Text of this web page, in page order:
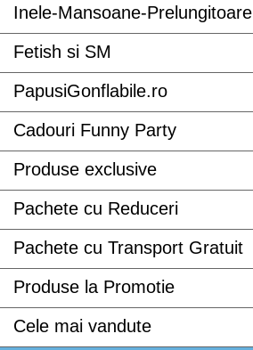
Inele-Mansoane-Prelungitoare
Fetish si SM
PapusiGonflabile.ro
Cadouri Funny Party
Produse exclusive
Pachete cu Reduceri
Pachete cu Transport Gratuit
Produse la Promotie
Cele mai vandute